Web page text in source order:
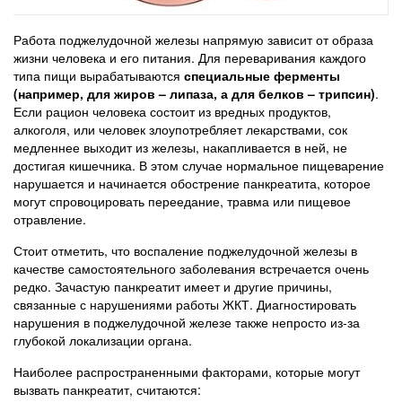
Работа поджелудочной железы напрямую зависит от образа
жизни человека и его питания. Для переваривания каждого
типа пищи вырабатываются специальные ферменты
(например, для жиров – липаза, а для белков – трипсин).
Если рацион человека состоит из вредных продуктов,
алкоголя, или человек злоупотребляет лекарствами, сок
медленнее выходит из железы, накапливается в ней, не
достигая кишечника. В этом случае нормальное пищеварение
нарушается и начинается обострение панкреатита, которое
могут спровоцировать переедание, травма или пищевое
отравление.
Стоит отметить, что воспаление поджелудочной железы в
качестве самостоятельного заболевания встречается очень
редко. Зачастую панкреатит имеет и другие причины,
связанные с нарушениями работы ЖКТ. Диагностировать
нарушения в поджелудочной железе также непросто из-за
глубокой локализации органа.
Наиболее распространенными факторами, которые могут
вызвать панкреатит, считаются: